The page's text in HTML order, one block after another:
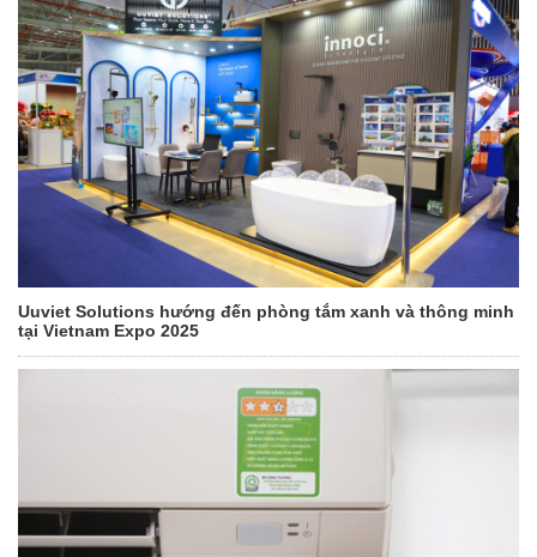
Uuviet Solutions hướng đến phòng tắm xanh và thông minh
tại Vietnam Expo 2025